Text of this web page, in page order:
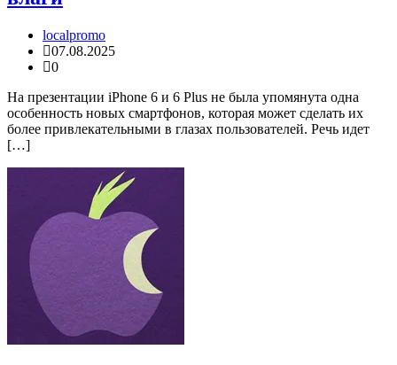
localpromo
07.08.2025
0
На презентации iPhone 6 и 6 Plus не была упомянута одна
особенность новых смартфонов, которая может сделать их
более привлекательными в глазах пользователей. Речь идет
[…]